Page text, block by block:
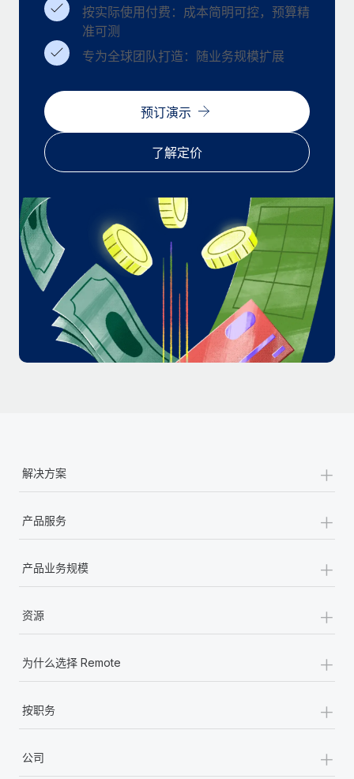
人员调配与搬迁
轻松搬迁员工
轻松管理员工福利
了解更多
What a Workday global payroll implementation
Most teams hear "payroll implementation" and picture a
six-month project with a dedicated team....
了解更多
按实际使用付费：成本简明可控，预算精
准可测
专为全球团队打造：随业务规模扩展
预订演示
了解定价
解决方案 +
产品服务 +
产品业务规模 +
资源 +
为什么选择 Remote +
按职务 +
公司 +